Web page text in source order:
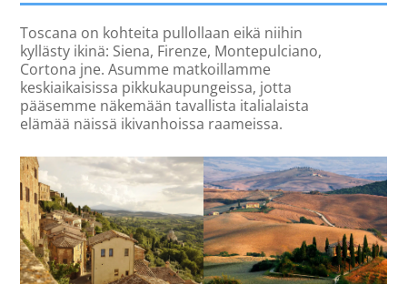
Toscana on kohteita pullollaan eikä niihin
kyllästy ikinä: Siena, Firenze, Montepulciano,
Cortona jne. Asumme matkoillamme
keskiaikaisissa pikkukaupungeissa, jotta
pääsemme näkemään tavallista italialaista
elämää näissä ikivanhoissa raameissa.